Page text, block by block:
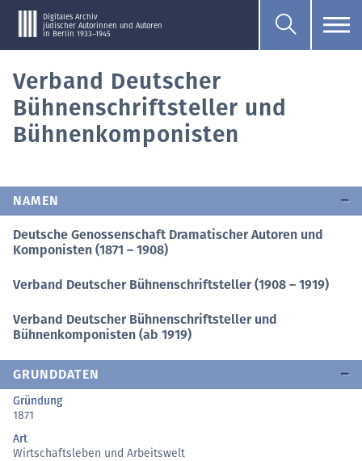
Digitales Archiv
jüdischer Autorinnen und Autoren
in Berlin 1933–1945
Verband Deutscher
Bühnenschriftsteller und
Bühnenkomponisten
NAMEN
Deutsche Genossenschaft Dramatischer Autoren und
Komponisten (1871 – 1908)
Verband Deutscher Bühnenschriftsteller (1908 – 1919)
Verband Deutscher Bühnenschriftsteller und
Bühnenkomponisten (ab 1919)
GRUNDDATEN
Gründung
1871
Art
Wirtschaftsleben und Arbeitswelt